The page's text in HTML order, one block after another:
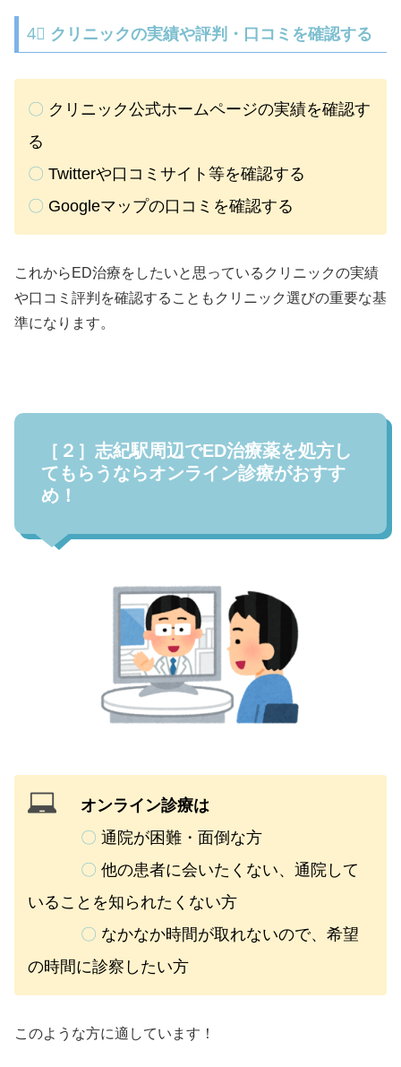
4⃣ クリニックの実績や評判・口コミを確認する
〇 クリニック公式ホームページの実績を確認す
る
〇 Twitterや口コミサイト等を確認する
〇 Googleマップの口コミを確認する
これからED治療をしたいと思っているクリニックの実績
や口コミ評判を確認することもクリニック選びの重要な基
準になります。
［２］志紀駅周辺でED治療薬を処方し
てもらうならオンライン診療がおすす
め！
オンライン診療は
〇 通院が困難・面倒な方
〇 他の患者に会いたくない、通院して
いることを知られたくない方
〇 なかなか時間が取れないので、希望
の時間に診察したい方
このような方に適しています！